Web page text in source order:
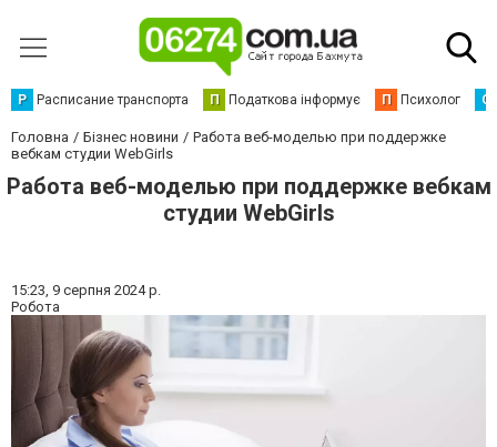
Р Расписание транспорта П Податкова інформує П Психолог С
Головна Бізнес новини
Работа веб-моделью при поддержке
вебкам студии WebGirls
Работа веб-моделью при поддержке вебкам
студии WebGirls
15:23, 9 серпня 2024 р.
Робота